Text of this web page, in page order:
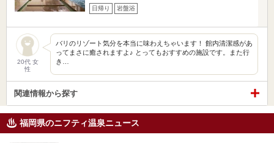
日帰り 岩盤浴
20代 女
性
バリのリゾート気分を本当に味わえちゃいます！ 館内清潔感があ
ってまさに癒されますよ♪ とってもおすすめの施設です。また行
き…
関連情報から探す
福岡県のニフティ温泉ニュース